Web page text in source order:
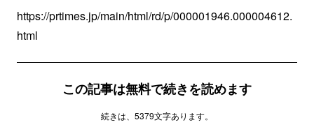
https://prtimes.jp/main/html/rd/p/000001946.000004612.
html
この記事は無料で続きを読めます
続きは、5379文字あります。